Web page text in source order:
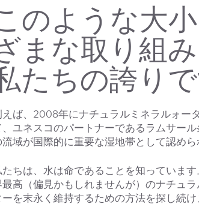
のような大
まな取り組み
たちの誇りで
えば、2008年にナチュラルミネラルォー
、ユネスコのパートナーであるラムサー
域が国際的に重要な湿地帯として認めら
たちは、水は命であることを知っていま
最高（偏見かもしれませんが）のナチュ
ーを末永く維持するための方法を探し続け